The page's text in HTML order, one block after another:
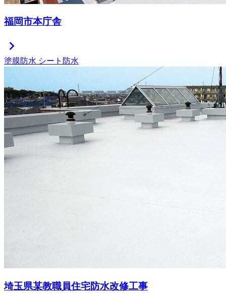
福岡市本庁舎
chevron_right
塗膜防水 シート防水
埼玉県某教職員住宅防水改修工事